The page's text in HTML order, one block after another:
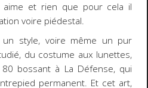
aime et rien que pour cela il
voire piédestal.
un style, voire même un pur
du costume aux lunettes,
bossant à La Défense, qui
permanent. Et cet art,